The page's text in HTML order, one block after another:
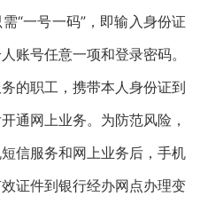
“一号一码”，即输入身份证
账号任意一项和登录密码。
的职工，携带本人身份证到
通网上业务。为防范风险，
信服务和网上业务后，手机
证件到银行经办网点办理变